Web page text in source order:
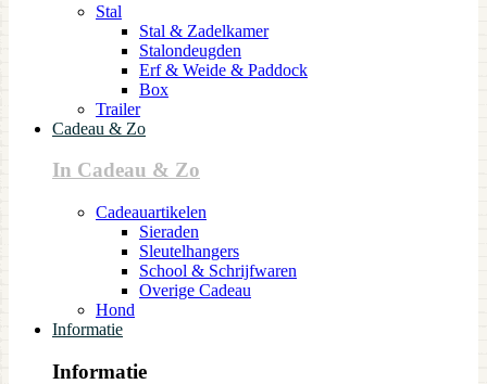
Stal
Stal & Zadelkamer
Stalondeugden
Erf & Weide & Paddock
Box
Trailer
Cadeau & Zo
In Cadeau & Zo
Cadeauartikelen
Sieraden
Sleutelhangers
School & Schrijfwaren
Overige Cadeau
Hond
Informatie
Informatie